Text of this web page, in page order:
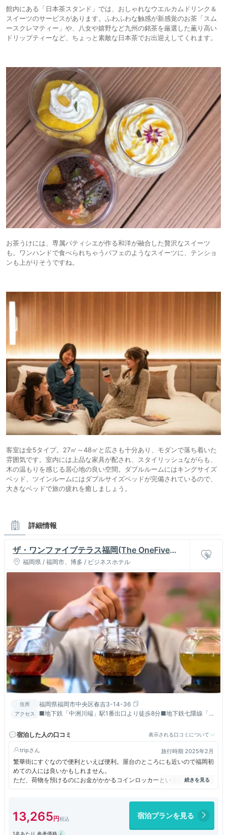
館内にある「日本茶スタンド」では、おしゃれなウエルカムドリンク＆
スイーツのサービスがあります。ふわふわな触感が新感覚のお茶「スム
ースクレマティー」や、八女や嬉野など九州の銘茶を厳選した薫り高い
ドリップティーなど、ちょっと素敵な日本茶でお出迎えしてくれます。
お茶うけには、専属パティシエが作る和洋が融合した贅沢なスイーツ
も。ワンハンドで食べられちゃうパフェのようなスイーツに、テンショ
ンも上がりそうですね。
客室は全5タイプ。27㎡～48㎡と広さも十分あり、モダンで落ち着いた
雰囲気です。室内には上品な家具が配され、スタイリッシュながらも、
木の温もりを感じる居心地の良い空間。ダブルルームにはキングサイズ
ベッド、ツインルームにはダブルサイズベッドが完備されているので、
大きなベッドで旅の疲れを癒しましょう。
詳細情報
ザ・ワンファイブテラス福岡(The OneFive
Terrace Fukuoka)
福岡県 / 福岡市、博多 / ビジネスホテル
住所 福岡県福岡市中央区春吉3-14-36
アクセス
■地下鉄「中洲川端」駅1番出口より徒歩8分■地下鉄七隈線「天
宿泊した人の口コミ
表示される口コミについて
trip 旅行時期 2025年2月
繁華街にすぐなので便利といえば便利。屋台のところにも近いので福岡初
めての人には良いかもしれません。
ただ、荷物を預けるのにお金がかかるコインロッカーというのには驚きま
した。こんなホテル初めてです。預けるのにお金がかかるとは！
13,265 宿泊プランを見る
1名あたり 参考価格